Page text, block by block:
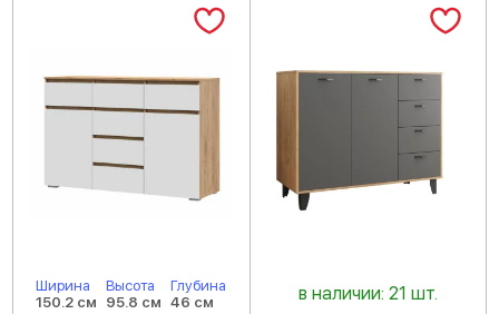
Ширина
150.2 см
Высота
95.8 см
Глубина
46 см
в наличии: 21 шт.